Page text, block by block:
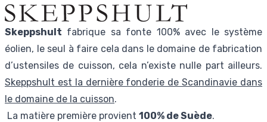
Skeppshult fabrique sa fonte 100% avec le système
éolien, le seul à faire cela dans le domaine de fabrication
d’ustensiles de cuisson, cela n’existe nulle part ailleurs.
Skeppshult est la dernière fonderie de Scandinavie dans
le domaine de la cuisson.
La matière première provient 100% de Suède.